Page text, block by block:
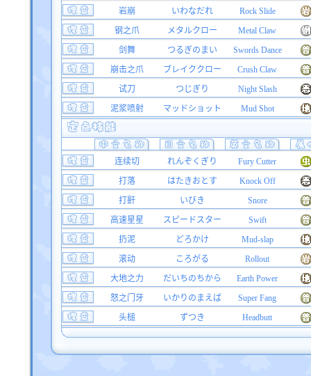
岩崩
いわなだれ
Rock Slide
钢之爪
メタルクロー
Metal Claw
剑舞
つるぎのまい
Swords Dance
崩击之爪
ブレイククロー
Crush Claw
试刀
つじぎり
Night Slash
泥浆喷射
マッドショット Mud Shot
连续切 れんぞくぎり
Fury Cutter
打落
はたきおとす
Knock Off
打鼾
いびき
Snore
高速星星
スピードスター
Swift
扔泥
どろかけ
Mud-slap
滚动
ころがる
Rollout
大地之力
だいちのちから
Earth Power
怒之门牙
いかりのまえば
Super Fang
头槌
ずつき Headbutt